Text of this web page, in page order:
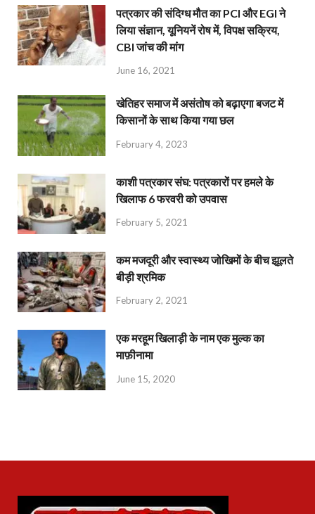
पत्रकार की संदिग्ध मौत का PCI और EGI ने
लिया संज्ञान, यूनियनें रोष में, विपक्ष सक्रिय,
CBI जांच की मांग
June 16, 2021
खेतिहर समाज में असंतोष को बढ़ाएगा बजट में
किसानों के साथ किया गया छल
February 4, 2023
काशी पत्रकार संघ: पत्रकारों पर हमले के
खिलाफ 6 फरवरी को उपवास
February 5, 2021
कम मजदूरी और स्वास्थ्य जोखिमों के बीच झूलते
बीड़ी श्रमिक
February 2, 2021
एक मरहूम खिलाड़ी के नाम एक मुल्क का
माफ़ीनामा
June 15, 2020